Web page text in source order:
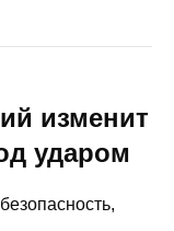
изменит
ударом